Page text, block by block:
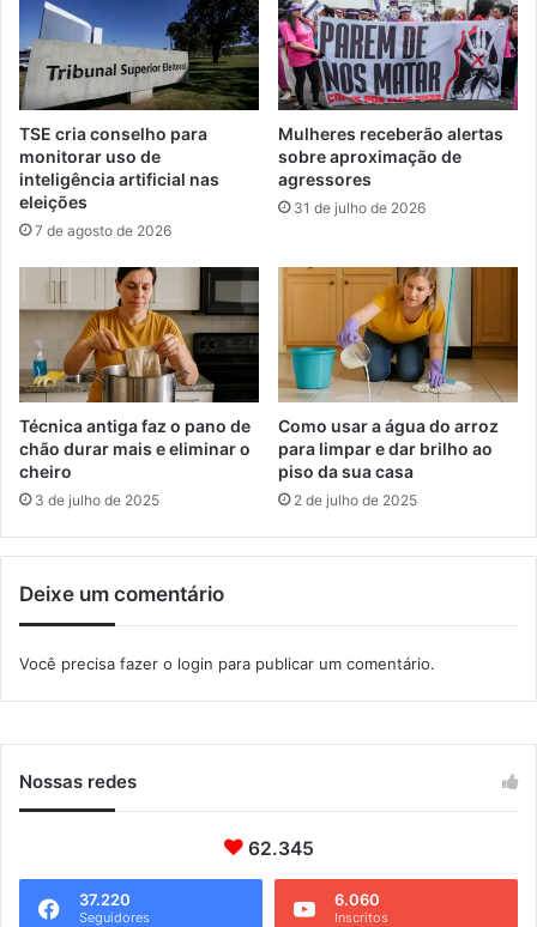
e
m
c
m
p
a
ã
o
c
o
m
t
e
m
a
d
u
a
c
o
n
v
e
TSE cria conselho para
monitorar uso de
inteligência artificial nas
eleições
7 de agosto de 2026
Mulheres receberão alertas
sobre aproximação de
agressores
31 de julho de 2026
Técnica antiga faz o pano de
chão durar mais e eliminar o
cheiro
3 de julho de 2025
Como usar a água do arroz
para limpar e dar brilho ao
piso da sua casa
2 de julho de 2025
Deixe um comentário
Você precisa fazer o login para publicar um comentário.
Nossas redes
62.345
37.220
Seguidores
6.060
Inscritos